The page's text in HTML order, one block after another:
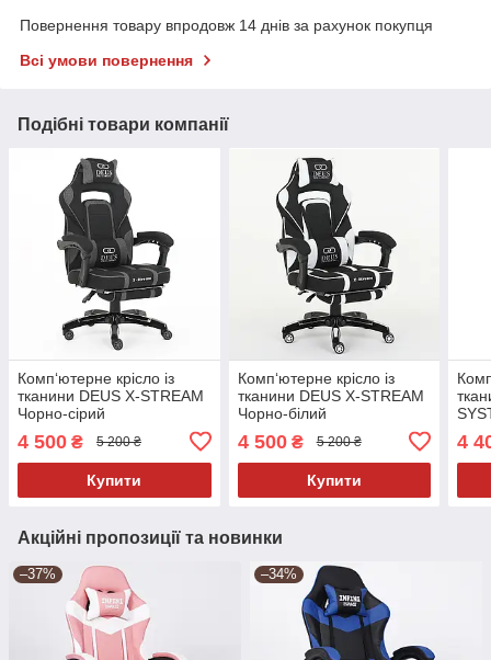
Повернення товару впродовж 14 днів за рахунок покупця
Всі умови повернення
Подібні товари компанії
Комп‘ютерне крісло із
тканини DEUS X-STREAM
Чорно-сірий
4 500 ₴ 5 200 ₴
Купити
Комп‘ютерне крісло із
тканини DEUS X-STREAM
Чорно-білий
4 500₴ 5 200 ₴
Купити
4
Акційні пропозиції та новинки
–37% –34%